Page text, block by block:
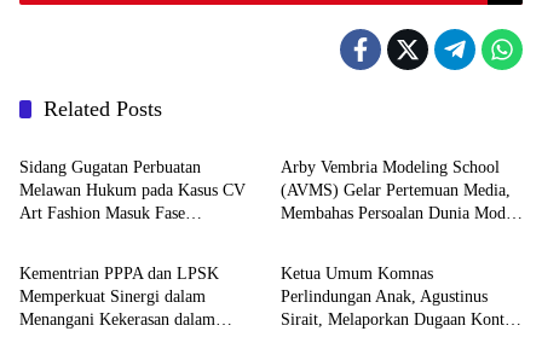
Related Posts
Berita
Sidang Gugatan Perbuatan
Melawan Hukum pada Kasus CV
Art Fashion Masuk Fase
Arby Vembria Modeling School
(AVMS) Gelar Pertemuan Media,
Membahas Persoalan Dunia Model
Berita
Kementrian PPPA dan LPSK
Memperkuat Sinergi dalam
Menangani Kekerasan dalam
Berita
Ketua Umum Komnas
Perlindungan Anak, Agustinus
Sirait, Melaporkan Dugaan Konten
Berita Berita